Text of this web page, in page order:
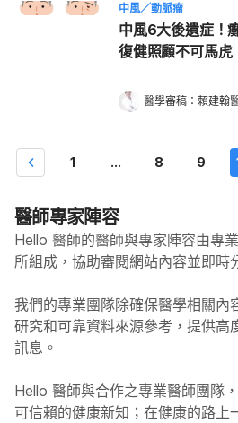
中風／動脈瘤
中風6大後遺症！
復健照顧不可馬虎
醫學審稿： 賴建翰
1 ... 8 9
醫師專家陣容
Hello 醫師的醫師與專家陣容由專
所組成，協助審閱網站內容並即時
我們的專業團隊除確保醫學相關內
研究和可靠資料來源參考，提供高
訊息。
Hello 醫師與合作之專業醫師團隊
可信賴的健康新知；在健康的路上